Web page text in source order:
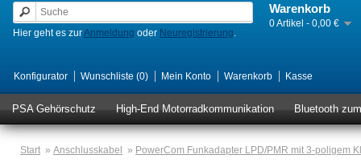
Warenkorb
0 Artikel - 0,00 €
Hier geht es zurAnmeldung oder Neuregistrierung.
Konfigurator Wunschliste (0) Mein Konto Warenkorb Kasse
PSA Gehörschutz High-End Motorradkommunikation Bluetooth
Start » Anschlusskabel » PowerCom Funkadapter LPD/PMR mit 3-poligem